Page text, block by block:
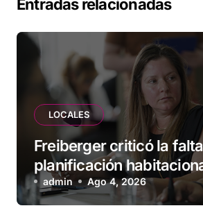
Entradas relacionadas
LOCALES
Freiberger criticó la
planificación
Municipio: “Vuoto deja
vecinos que llevan más
admin Ago 4, 2026